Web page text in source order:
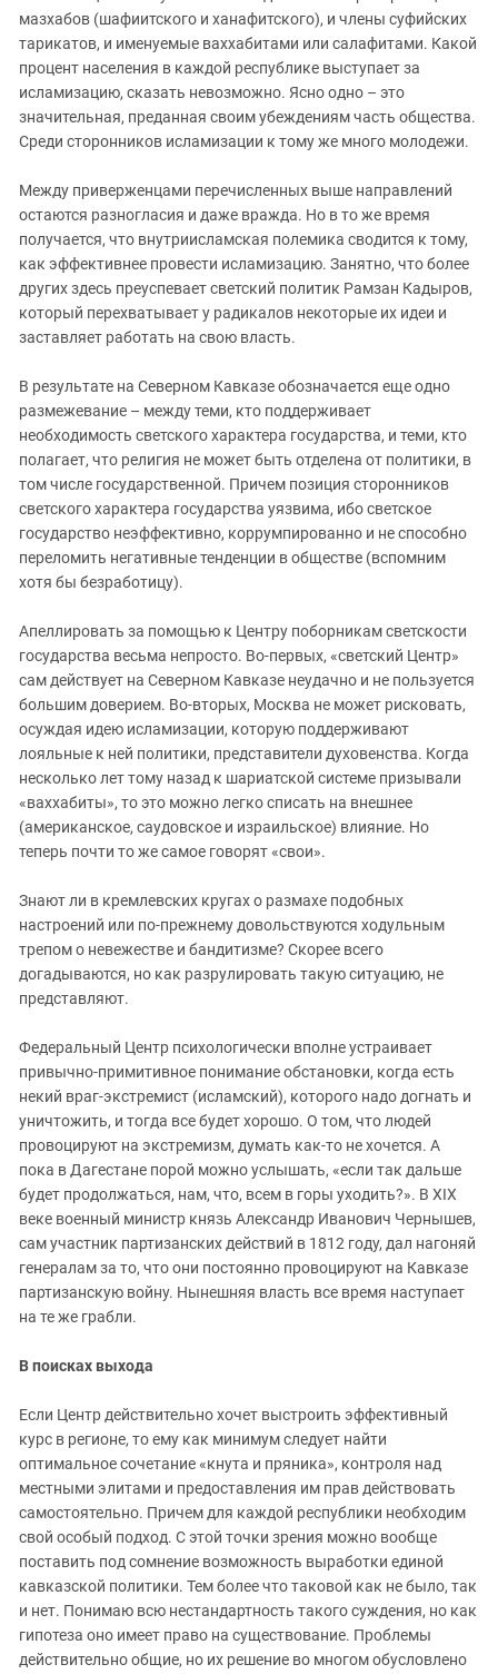
мазхабов (шафиитского и ханафитского), и члены суфийских
тарикатов, и именуемые ваххабитами или салафитами. Какой
процент населения в каждой республике выступает за
исламизацию, сказать невозможно. Ясно одно – это
значительная, преданная своим убеждениям часть общества.
Среди сторонников исламизации к тому же много молодежи.
Между приверженцами перечисленных выше направлений
остаются разногласия и даже вражда. Но в то же время
получается, что внутриисламская полемика сводится к тому,
как эффективнее провести исламизацию. Занятно, что более
других здесь преуспевает светский политик Рамзан Кадыров,
который перехватывает у радикалов некоторые их идеи и
заставляет работать на свою власть.
В результате на Северном Кавказе обозначается еще одно
размежевание – между теми, кто поддерживает
необходимость светского характера государства, и теми, кто
полагает, что религия не может быть отделена от политики, в
том числе государственной. Причем позиция сторонников
светского характера государства уязвима, ибо светское
государство неэффективно, коррумпированно и не способно
переломить негативные тенденции в обществе (вспомним
хотя бы безработицу).
Апеллировать за помощью к Центру поборникам светскости
государства весьма непросто. Во-первых, «светский Центр»
сам действует на Северном Кавказе неудачно и не пользуется
большим доверием. Во-вторых, Москва не может рисковать,
осуждая идею исламизации, которую поддерживают
лояльные к ней политики, представители духовенства. Когда
несколько лет тому назад к шариатской системе призывали
«ваххабиты», то это можно легко списать на внешнее
(американское, саудовское и израильское) влияние. Но
теперь почти то же самое говорят «свои».
Знают ли в кремлевских кругах о размахе подобных
настроений или по-прежнему довольствуются ходульным
трепом о невежестве и бандитизме? Скорее всего
догадываются, но как разрулировать такую ситуацию, не
представляют.
Федеральный Центр психологически вполне устраивает
привычно-примитивное понимание обстановки, когда есть
некий враг-экстремист (исламский), которого надо догнать и
уничтожить, и тогда все будет хорошо. О том, что людей
провоцируют на экстремизм, думать как-то не хочется. А
пока в Дагестане порой можно услышать, «если так дальше
будет продолжаться, нам, что, всем в горы уходить?». В XIX
веке военный министр князь Александр Иванович Чернышев,
сам участник партизанских действий в 1812 году, дал нагоняй
генералам за то, что они постоянно провоцируют на Кавказе
партизанскую войну. Нынешняя власть все время наступает
на те же грабли.
В поисках выхода
Если Центр действительно хочет выстроить эффективный
курс в регионе, то ему как минимум следует найти
оптимальное сочетание «кнута и пряника», контроля над
местными элитами и предоставления им прав действовать
самостоятельно. Причем для каждой республики необходим
свой особый подход. С этой точки зрения можно вообще
поставить под сомнение возможность выработки единой
кавказской политики. Тем более что таковой как не было, так
и нет. Понимаю всю нестандартность такого суждения, но как
гипотеза оно имеет право на существование. Проблемы
действительно общие, но их решение во многом обусловлено